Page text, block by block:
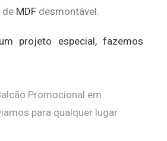
de MDF desmontável.
projeto especial, fazemos
Promocional em
para qualquer lugar